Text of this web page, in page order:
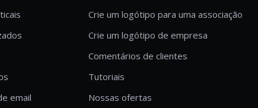
email
Crie um logótipo para uma associação
Crie um logótipo de empresa
Comentários de clientes
Tutoriais
Nossas ofertas